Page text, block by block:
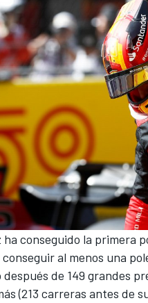
ha conseguido la primera
conseguir al menos una
de 149 grandes
(213 carreras antes de